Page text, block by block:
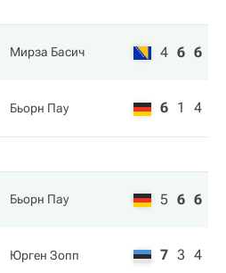
Мирза Басич 4 6 6
Бьорн Пау 6 1 4
Бьорн Пау 5 6 6
Юрген Зопп 7 3 4